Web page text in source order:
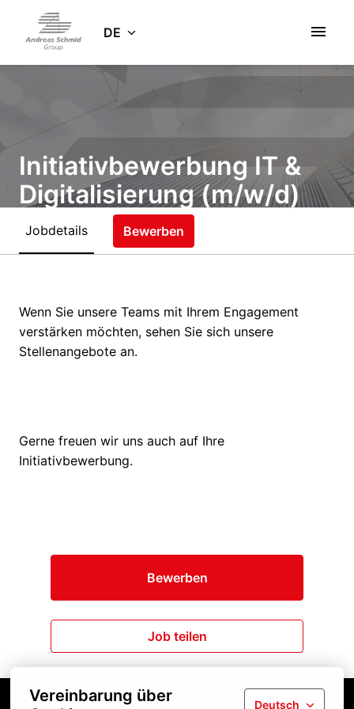
Vereinbarung über
Deutsch
springenStartseite DE
Initiativbewerbung IT &
Digitalisierung (m/w/d)
Homeoffice
IT & Digitalisierung
Jobdetails Bewerben
Wenn Sie unsere Teams mit Ihrem Engagement
verstärken möchten, sehen Sie sich unsere
Stellenangebote an.
Gerne freuen wir uns auch auf Ihre
Initiativbewerbung.
Bewerben
Job teilen